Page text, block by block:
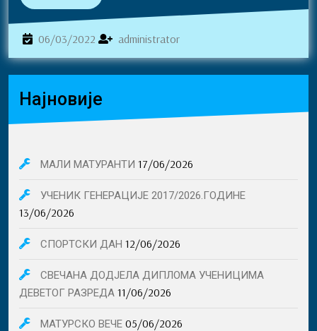
ok ng
er
More
06/03/2022 06/03/2022
administratoradministrator
Најновије
МАЛИ МАТУРАНТИ 17/06/2026
УЧЕНИК ГЕНЕРАЦИЈЕ 2017/2026.ГОДИНЕ
13/06/2026
СПОРТСКИ ДАН 12/06/2026
СВЕЧАНА ДОДЈЕЛА ДИПЛОМА УЧЕНИЦИМА
ДЕВЕТОГ РАЗРЕДА 11/06/2026
МАТУРСКО ВЕЧЕ 05/06/2026